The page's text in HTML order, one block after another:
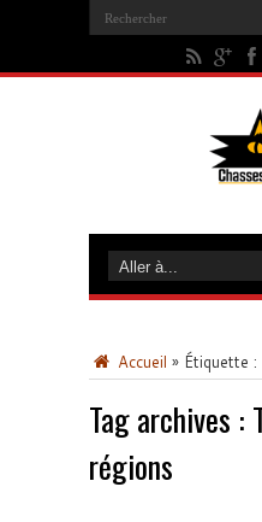
Accueil » Étiquette :
Tag archives :
régions